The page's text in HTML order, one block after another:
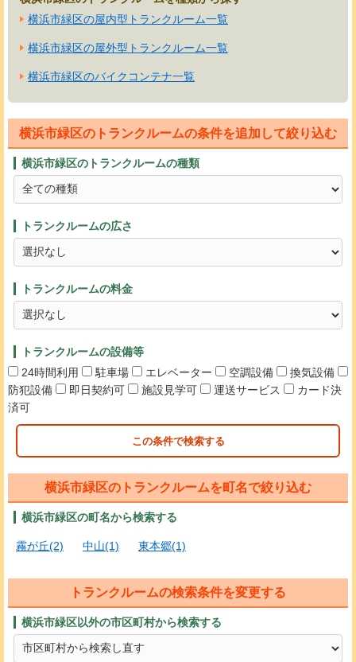
横浜市緑区の屋内型トランクルーム一覧
横浜市緑区の屋外型トランクルーム一覧
横浜市緑区のバイクコンテナ一覧
横浜市緑区のトランクルームの条件を追加して絞り込む
横浜市緑区のトランクルームの種類
トランクルームの広さ
トランクルームの料金
トランクルームの設備等
24時間利用
駐車場 エレベーター 空調設備
換気設備
防犯設備
即日契約可 施設見学可 運送サービス
カード決
済可
この条件で検索する
横浜市緑区のトランクルームを町名で絞り込む
横浜市緑区の町名から検索する
霧が丘(2) 中山(1) 東本郷(1)
トランクルームの検索条件を変更する
横浜市緑区以外の市区町村から検索する